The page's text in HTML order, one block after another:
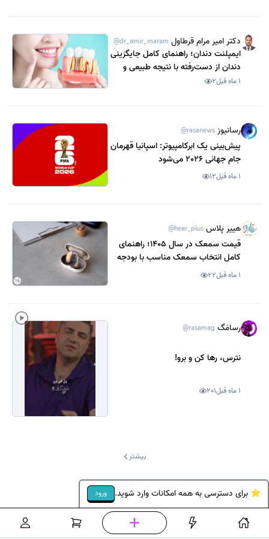
دکتر امیر مرام قرطاول @dr_amir_maram
ایمپلنت دندان؛ راهنمای کامل جایگزینی
دندان از دست‌رفته با نتیجه طبیعی و
ماندگار1 ماه قبل 2
رسانیوز @rasanews
پیش‌بینی یک ابرکامپیوتر: اسپانیا قهرمان
جام جهانی 2026 می‌شود
1 ماه قبل 12
هییر پلاس @hear_plus
قیمت سمعک در سال 1405؛ راهنمای
کامل انتخاب سمعک مناسب با بودجه
شما1 ماه قبل 22
رسامَگ @rasamag
نترس، رها کن و برو!
1 ماه قبل 201
بیشتر
⭐ برای دسترسی به همه امکانات وارد شوید. ورود